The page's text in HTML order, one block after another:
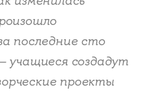
последние сто
учащиеся создадут
проекты